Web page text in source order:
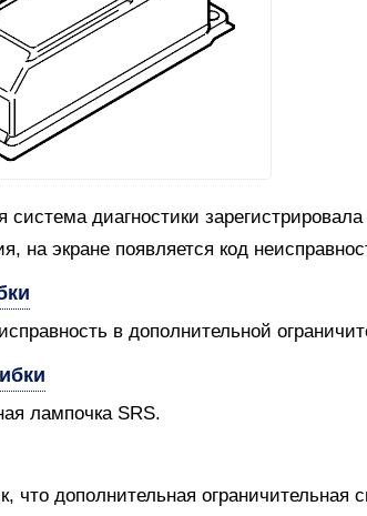
система диагностики
на экране появляется код
в дополнительной
лампочка SRS.
что дополнительная